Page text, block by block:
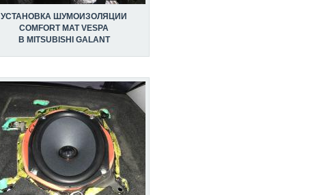
УСТАНОВКА ШУМОИЗОЛЯЦИИ
COMFORT MAT VESPA
В MITSUBISHI GALANT